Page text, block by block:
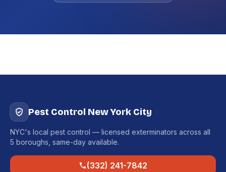
Pest Control New York City
NYC's local pest control — licensed exterminators across all
5 boroughs, same-day available.
(332) 241-7842